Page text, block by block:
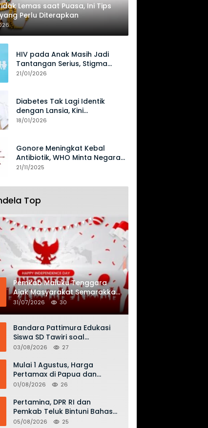
Lemas saat Puasa, Ini Tips
Perlu Diterapkan
HIV pada Anak Masih Jadi
Tantangan Serius, Stigma
Hambat Akses Perawatan
21/01/2026
Diabetes Tak Lagi Identik
dengan Lansia, Kini
Mengancam Generasi Muda
18/01/2026
Gonore Meningkat Kebal
Antibiotik, WHO Minta Negara
Perkuat Surveilans
21/11/2025
Top
Pemkab Maluku Tenggara
Ajak Masyarakat Semarakkan
HUT ke-81 RI dengan
31/07/2026 30
Bandara Pattimura Edukasi
Siswa SD Tawiri soal
Keselamatan Penerbangan
layang di KKOP
03/08/2026 27
Mulai 1 Agustus, Harga
Pertamax di Papua dan
Maluku Turun Jadi Rp16.300
01/08/2026 26
Pertamina, DPR RI dan
Pemkab Teluk Bintuni Bahas
Penguatan Distribusi BBM dan
05/08/2026 25